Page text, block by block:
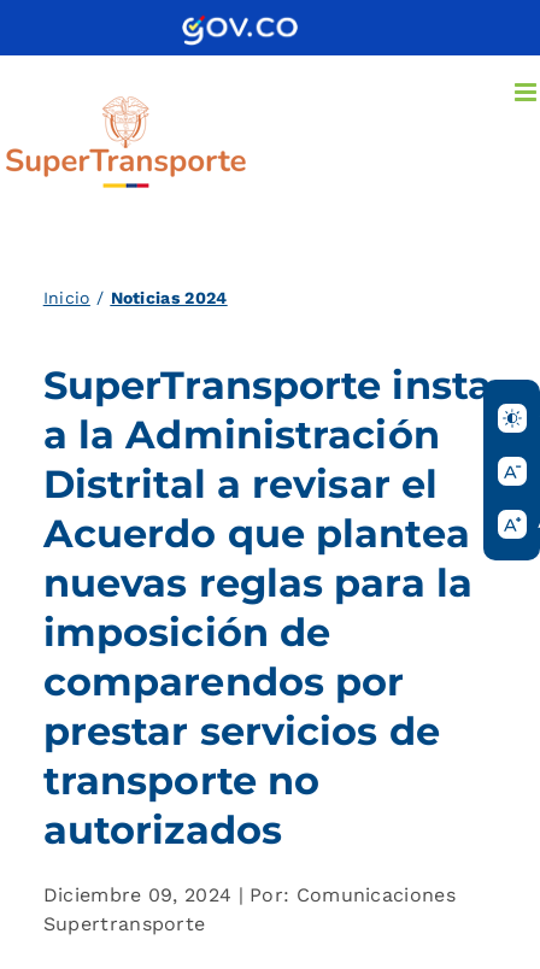
Inicio / Noticias 2024
SuperTransporte insta
a la Administración
Distrital a revisar el
Acuerdo que plantea
nuevas reglas para la
imposición de
comparendos por
prestar servicios de
transporte no
autorizados
Diciembre 09, 2024 | Por: Comunicaciones
Supertransporte